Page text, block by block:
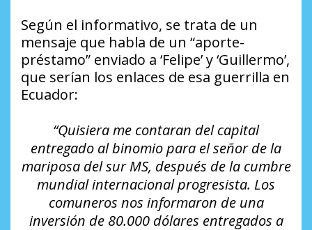
Según el informativo, se trata de un
mensaje que habla de un “aporte-
préstamo” enviado a ‘Felipe’ y ‘Guillermo’,
que serían los enlaces de esa guerrilla en
Ecuador:
“Quisiera me contaran del capital
entregado al binomio para el señor de la
mariposa del sur MS, después de la cumbre
mundial internacional progresista. Los
comuneros nos informaron de una
inversión de 80.000 dólares entregados a